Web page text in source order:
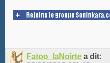
Fatoo_laNoirte a dit: